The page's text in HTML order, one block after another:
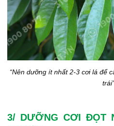
“Nên dưỡng ít nhất 2-3 cơi lá để
trái”
3/ DƯỠNG CƠI ĐỌT